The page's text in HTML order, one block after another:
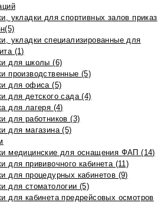
укладки для спортивных залов приказ
укладки специализированные для
(1)
для школы (6)
производственные (5)
для офиса (5)
для детского сада (4)
для лагеря (4)
для работников (3)
для магазина (5)
медицинские для оснащения ФАП (14)
для прививочного кабинета (11)
для процедурных кабинетов (9)
для стоматологии (5)
для кабинета предрейсовых осмотров